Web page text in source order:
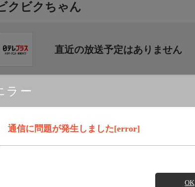
ラー
通信に問題が発生しました[error]
OK
クビクちゃん
直近の放送予定はありません